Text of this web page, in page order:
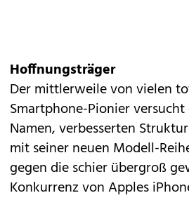
Hoffnungsträger
Der mittlerweile von vielen
Smartphone-Pionier
Namen, verbesserten
mit seiner neuen Modell-
gegen die schier übergroß
Konkurrenz von Apples